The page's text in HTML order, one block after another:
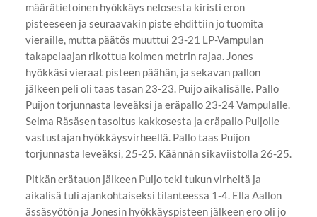
määrätietoinen hyökkäys nelosesta kiristi eron
pisteeseen ja seuraavakin piste ehdittiin jo tuomita
vieraille, mutta päätös muuttui 23-21 LP-Vampulan
takapelaajan rikottua kolmen metrin rajaa. Jones
hyökkäsi vieraat pisteen päähän, ja sekavan pallon
jälkeen peli oli taas tasan 23-23. Puijo aikalisälle. Pallo
Puijon torjunnasta leveäksi ja eräpallo 23-24 Vampulalle.
Selma Räsäsen tasoitus kakkosesta ja eräpallo Puijolle
vastustajan hyökkäysvirheellä. Pallo taas Puijon
torjunnasta leveäksi, 25-25. Käännän sikaviistolla 26-25.
Pitkän erätauon jälkeen Puijo teki tukun virheitä ja
aikalisä tuli ajankohtaiseksi tilanteessa 1-4. Ella Aallon
ässäsyötön ja Jonesin hyökkäyspisteen jälkeen ero oli jo